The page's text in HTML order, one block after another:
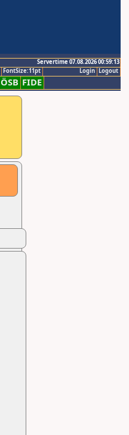
Servertime 07.08.2026 00:59:13
Logout
Login
FontSize:11pt
ÖSB FIDE